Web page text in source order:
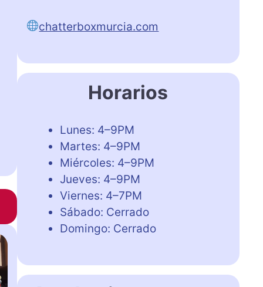
chatterboxmurcia.com
Horarios
Lunes: 4–9PM
Martes: 4–9PM
Miércoles: 4–9PM
Jueves: 4–9PM
Viernes: 4–7PM
Sábado: Cerrado
Domingo: Cerrado